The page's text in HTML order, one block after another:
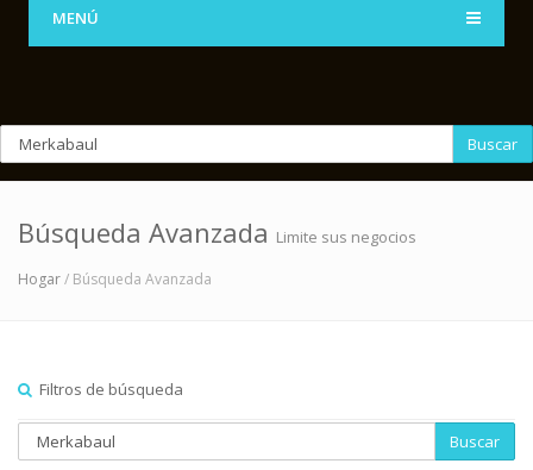
MENÚ
Buscar
Búsqueda Avanzada Limite sus negocios
Hogar/ Búsqueda Avanzada
Filtros de búsqueda
Buscar